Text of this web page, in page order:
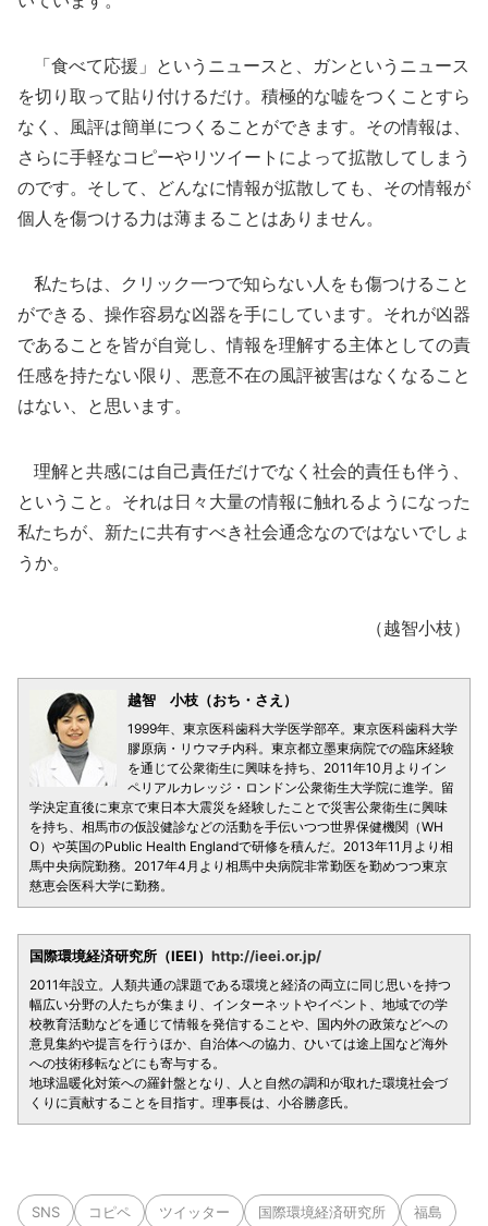
「食べて応援」というニュースと、ガンというニュース
を切り取って貼り付けるだけ。積極的な嘘をつくことすら
なく、風評は簡単につくることができます。その情報は、
さらに手軽なコピーやリツイートによって拡散してしまう
のです。そして、どんなに情報が拡散しても、その情報が
個人を傷つける力は薄まることはありません。
私たちは、クリック一つで知らない人をも傷つけること
ができる、操作容易な凶器を手にしています。それが凶器
であることを皆が自覚し、情報を理解する主体としての責
任感を持たない限り、悪意不在の風評被害はなくなること
はない、と思います。
理解と共感には自己責任だけでなく社会的責任も伴う、
ということ。それは日々大量の情報に触れるようになった
私たちが、新たに共有すべき社会通念なのではないでしょ
うか。
（越智小枝）
越智 小枝（おち・さえ）
1999年、東京医科歯科大学医学部卒。東京医科歯科大学
膠原病・リウマチ内科。東京都立墨東病院での臨床経験
を通じて公衆衛生に興味を持ち、2011年10月よりイン
ペリアルカレッジ・ロンドン公衆衛生大学院に進学。留
学決定直後に東京で東日本大震災を経験したことで災害公衆衛生に興味
を持ち、相馬市の仮設健診などの活動を手伝いつつ世界保健機関（WH
O）や英国のPublic Health Englandで研修を積んだ。2013年11月より相
馬中央病院勤務。2017年4月より相馬中央病院非常勤医を勤めつつ東京
慈恵会医科大学に勤務。
国際環境経済研究所（IEEI） http://ieei.or.jp/
2011年設立。人類共通の課題である環境と経済の両立に同じ思いを持つ
幅広い分野の人たちが集まり、インターネットやイベント、地域での学
校教育活動などを通じて情報を発信することや、国内外の政策などへの
意見集約や提言を行うほか、自治体への協力、ひいては途上国など海外
への技術移転などにも寄与する。
地球温暖化対策への羅針盤となり、人と自然の調和が取れた環境社会づ
くりに貢献することを目指す。理事長は、小谷勝彦氏。
SNS コピペ ツイッター 国際環境経済研究所 福島